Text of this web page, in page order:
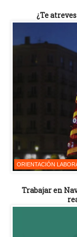
¿Te
ORIENTACIÓN
Trabajar en